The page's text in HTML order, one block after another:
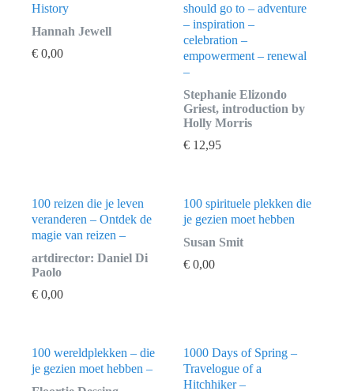
History
Hannah Jewell
€ 0,00
should go to – adventure
– inspiration –
celebration –
empowerment – renewal
–
Stephanie Elizondo
Griest, introduction by
Holly Morris
€ 12,95
100 reizen die je leven
veranderen – Ontdek de
magie van reizen –
artdirector: Daniel Di
Paolo
€ 0,00
100 spirituele plekken die
je gezien moet hebben
Susan Smit
€ 0,00
100 wereldplekken – die
je gezien moet hebben –
1000 Days of Spring –
Travelogue of a
Hitchhiker –